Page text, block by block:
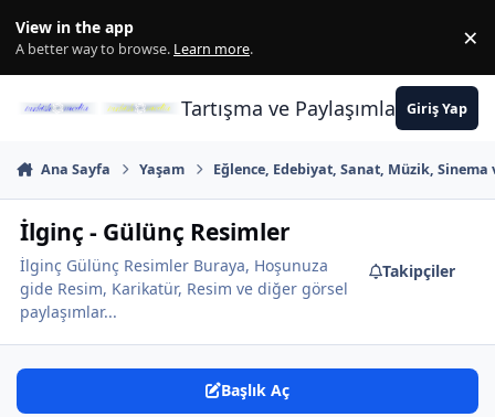
View in the app
A better way to browse. Learn more. ×
Tartışma ve PaylaşımlarınGiriş Yap
Ana Sayfa Yaşam Eğlence, Edebiyat, Sanat, Müzik, Sinema
İlginç - Gülünç Resimler
İlginç Gülünç Resimler Buraya, Hoşunuza
gide Resim, Karikatür, Resim ve diğer görsel
paylaşımlar...
Takipçiler
Başlık Aç